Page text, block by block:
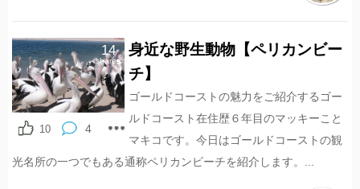
14
shares
4
10
身近な野生動物【ペリカンビー
チ】
ゴールドコーストの魅力をご紹介するゴー
ルドコースト在住歴６年目のマッキーこと
マキコです。今日はゴールドコーストの観
光名所の一つでもある通称ペリカンビーチを紹介します。...